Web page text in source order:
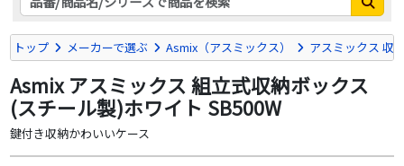
トップ メーカーで選ぶ Asmix（アスミックス） アスミックス 収
Asmix アスミックス 組立式収納ボックス
(スチール製)ホワイト SB500W
鍵付き収納かわいいケース